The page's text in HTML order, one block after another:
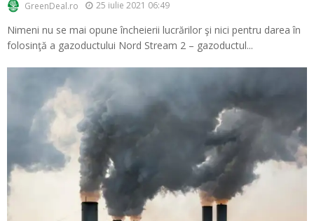
GreenDeal.ro 25 iulie 2021 06:49
Nimeni nu se mai opune încheierii lucrărilor şi nici pentru darea în
folosinţă a gazoductului Nord Stream 2 – gazoductul...